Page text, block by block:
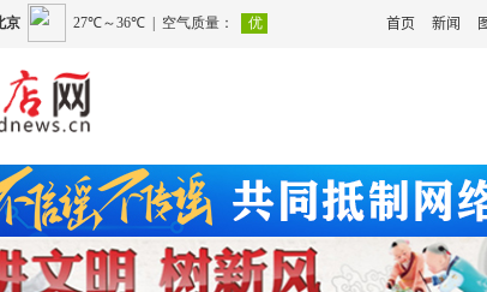
首页 新闻